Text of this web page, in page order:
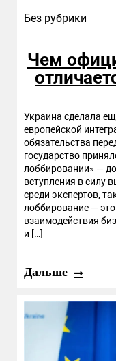
Без рубрики
Чем
Украина сделала
европейской
обязательства
государство
лоббировании» —
вступления в силу
среди экспертов,
лоббирование —
взаимодействия
и […]
Дальше